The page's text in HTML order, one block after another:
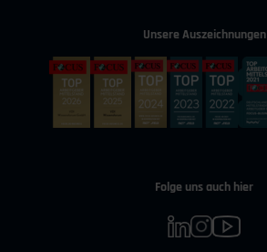
Unsere Auszeichnungen
Folge uns auch hier